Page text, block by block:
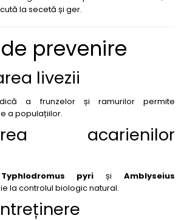
ȘI
la secetă și ger.
prevenire
livezii
a frunzelor și ramurilor permite
a populațiilor.
acarienilor
Typhlodromus pyri șiAmblyseius
la controlul biologic natural.